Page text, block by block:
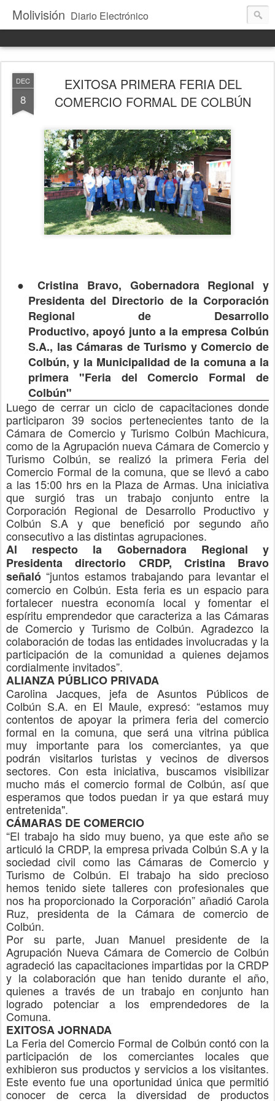
Molivisión Diario Electrónico
DEC
8
EXITOSA PRIMERA FERIA DEL
COMERCIO FORMAL DE COLBÚN
●Cristina Bravo, Gobernadora Regional y
Presidenta del Directorio de la Corporación
Regional de Desarrollo
Productivo, apoyó junto a la empresa Colbún
S.A., las Cámaras de Turismo y Comercio de
Colbún, y la Municipalidad de la comuna a la
primera "Feria del Comercio Formal de
Colbún"
Luego de cerrar un ciclo de capacitaciones donde
participaron 39 socios pertenecientes tanto de la
Cámara de Comercio y Turismo Colbún Machicura,
como de la Agrupación nueva Cámara de Comercio y
Turismo Colbún, se realizó la primera Feria del
Comercio Formal de la comuna, que se llevó a cabo
a las 15:00 hrs en la Plaza de Armas. Una iniciativa
que surgió tras un trabajo conjunto entre la
Corporación Regional de Desarrollo Productivo y
Colbún S.A y que benefició por segundo año
consecutivo a las distintas agrupaciones.
Al respecto la Gobernadora Regional y
Presidenta directorio CRDP, Cristina Bravo
señaló “juntos estamos trabajando para levantar el
comercio en Colbún. Esta feria es un espacio para
fortalecer nuestra economía local y fomentar el
espíritu emprendedor que caracteriza a las Cámaras
de Comercio y Turismo de Colbún. Agradezco la
colaboración de todas las entidades involucradas y la
participación de la comunidad a quienes dejamos
cordialmente invitados”.
ALIANZA PÚBLICO PRIVADA
Carolina Jacques, jefa de Asuntos Públicos de
Colbún S.A. en El Maule, expresó: “estamos muy
contentos de apoyar la primera feria del comercio
formal en la comuna, que será una vitrina pública
muy importante para los comerciantes, ya que
podrán visitarlos turistas y vecinos de diversos
sectores. Con esta iniciativa, buscamos visibilizar
mucho más el comercio formal de Colbún, así que
esperamos que todos puedan ir ya que estará muy
entretenida".
CÁMARAS DE COMERCIO
“El trabajo ha sido muy bueno, ya que este año se
articuló la CRDP, la empresa privada Colbún S.A y la
sociedad civil como las Cámaras de Comercio y
Turismo de Colbún. El trabajo ha sido precioso
hemos tenido siete talleres con profesionales que
nos ha proporcionado la Corporación” añadió Carola
Ruz, presidenta de la Cámara de comercio de
Colbún.
Por su parte, Juan Manuel presidente de la
Agrupación Nueva Cámara de Comercio de Colbún
agradeció las capacitaciones impartidas por la CRDP
y la colaboración que han tenido durante el año,
quienes a través de un trabajo en conjunto han
logrado potenciar a los emprendedores de la
Comuna.
EXITOSA JORNADA
La Feria del Comercio Formal de Colbún contó con la
participación de los comerciantes locales que
exhibieron sus productos y servicios a los visitantes.
Este evento fue una oportunidad única que permitió
conocer de cerca la diversidad de productos